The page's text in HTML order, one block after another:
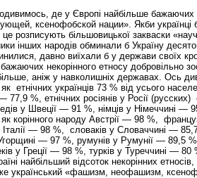
де у Європі найбільше бажаючих
ксенофобской нации». Якби українці
це розписують більшовицької закваски
інших народів обминали б Україну
давно виїхали б у держави своїх
некорінного етносу добровільно
аніж у навколишніх державах. Ось
етнічних українців 73 % від усього
77,9 %, етнічних росіянів у Росії
у Швеції — 91 %, німців у Німеччині —
корінного народу Австрії — 98 %,
в Італії — 98 %, словаків у Словаччині —
— 97 %, румунів у Румунії — 89,5
у Греції — 98 %, турків у Туреччині — 80
найбільший відсоток некорінних
український «фашизм, неофашизм,